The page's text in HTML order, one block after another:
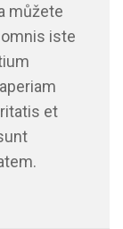
můžete
iste
et